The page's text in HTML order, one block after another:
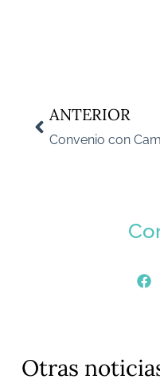
ANTERIOR
Otras